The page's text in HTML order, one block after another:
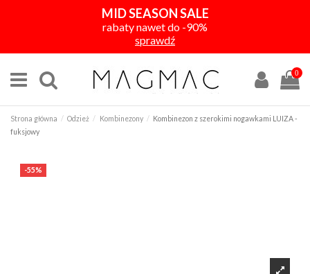
MID SEASON SALE
rabaty nawet do -90%
sprawdź
0
Strona główna Odzież Kombinezony
Kombinezon z szerokimi nogawkami LUIZA -
fuksjowy
-55%